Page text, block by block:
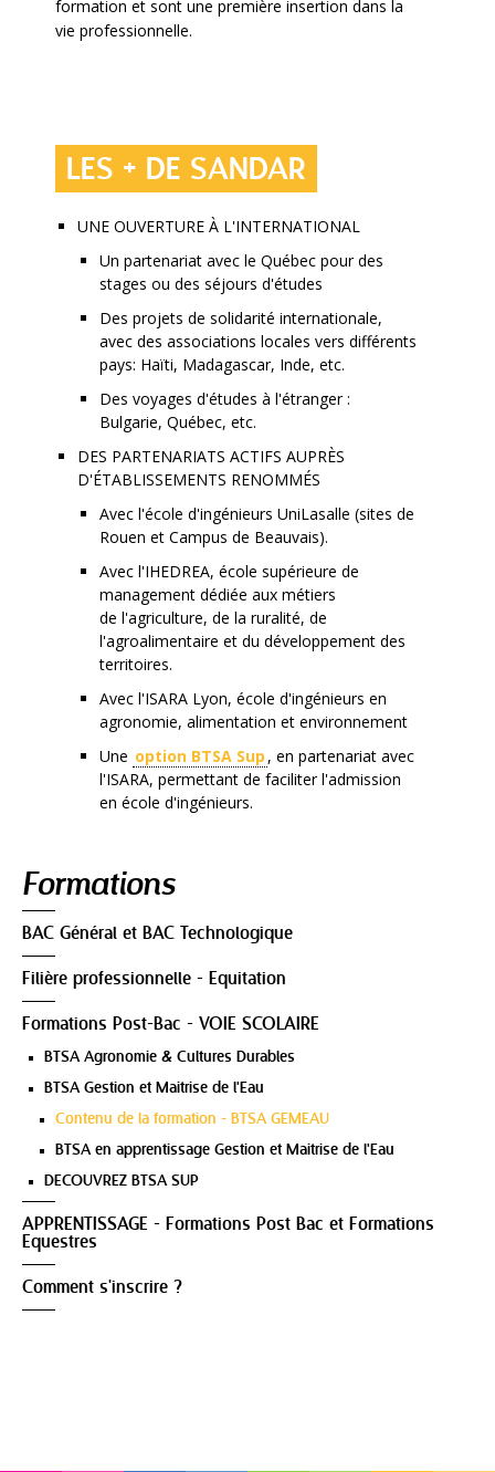
formation et sont une première insertion dans la
vie professionnelle.
LES + DE SANDAR
UNE OUVERTURE À L'INTERNATIONAL
Un partenariat avec le Québec pour des
stages ou des séjours d'études
Des projets de solidarité internationale,
avec des associations locales vers différents
pays: Haïti, Madagascar, Inde, etc.
Des voyages d'études à l'étranger :
Bulgarie, Québec, etc.
DES PARTENARIATS ACTIFS AUPRÈS
D'ÉTABLISSEMENTS RENOMMÉS
Avec l'école d'ingénieurs UniLasalle (sites de
Rouen et Campus de Beauvais).
Avec l'IHEDREA, école supérieure de
management dédiée aux métiers
de l'agriculture, de la ruralité, de
l'agroalimentaire et du développement des
territoires.
Avec l'ISARA Lyon, école d'ingénieurs en
agronomie, alimentation et environnement
Une option BTSA Sup , en partenariat avec
l'ISARA, permettant de faciliter l'admission
en école d'ingénieurs.
Formations
BAC Général et BAC Technologique
Filière professionnelle - Equitation
Formations Post-Bac - VOIE SCOLAIRE
BTSA Agronomie & Cultures Durables
BTSA Gestion et Maitrise de l'Eau
Contenu de la formation - BTSA GEMEAU
BTSA en apprentissage Gestion et Maitrise de l'Eau
DECOUVREZ BTSA SUP
APPRENTISSAGE - Formations Post Bac et Formations
Equestres
Comment s'inscrire ?